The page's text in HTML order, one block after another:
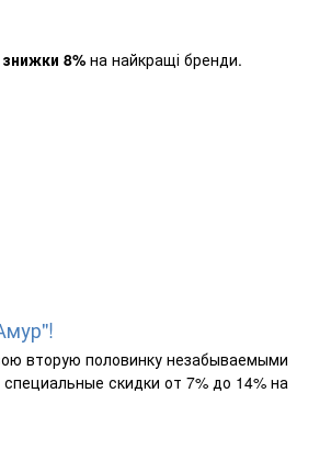
знижки 8% на найкращі бренди.
вторую половинку незабываемыми
скидки от 7% до 14% на